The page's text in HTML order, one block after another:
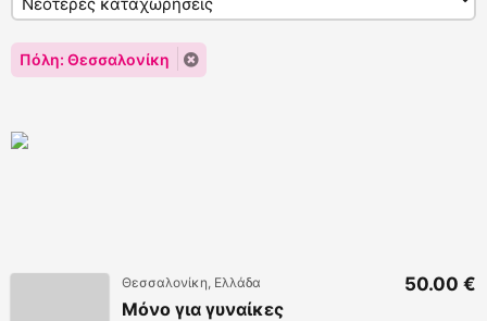
Πόλη: Θεσσαλονίκη
Θεσσαλονίκη, Ελλάδα
Μόνο για γυναίκες
50.00 €